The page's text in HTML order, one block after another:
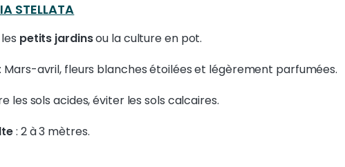
STELLATA
petits jardinsou la culture en pot.
Mars-avril, fleurs blanches étoilées et légèrement parfumées.
les sols acides, éviter les sols calcaires.
: 2 à 3 mètres.